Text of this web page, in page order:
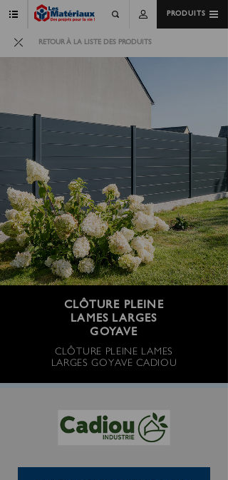
PRODUITS
RETOUR À LA LISTE DES PRODUITS
CLÔTURE PLEINE
LAMES LARGES
GOYAVE
CLÔTURE PLEINE LAMES
LARGES GOYAVE CADIOU